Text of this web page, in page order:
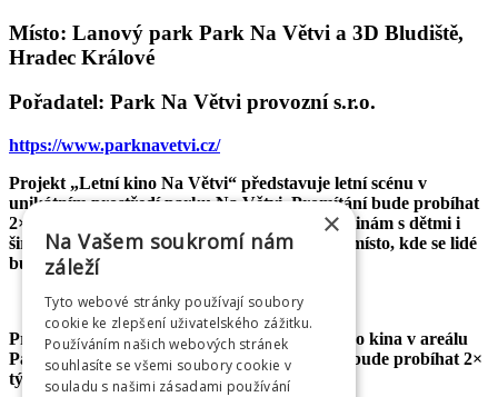
Místo: Lanový park Park Na Větvi a 3D Bludiště,
Hradec Králové
Pořadatel: Park Na Větvi provozní s.r.o.
https://www.parknavetvi.cz/
Projekt „Letní kino Na Větvi“ představuje letní scénu v
unikátním prostředí parku Na Větvi. Promítání bude probíhat
2× týdně v období červen–září a je určeno rodinám s dětmi i
široké veřejnosti. Cílem je vytvořit atraktivní místo, kde se lidé
budou setkávat.
Projekt spočívá v realizaci pravidelného letního kina v areálu
Parku Na Větvi v Hradci Králové. Promítání bude probíhat 2×
týdně v období červen–září.
×
Na Vašem soukromí nám
záleží
Tyto webové stránky používají soubory
cookie ke zlepšení uživatelského zážitku.
Používáním našich webových stránek
souhlasíte se všemi soubory cookie v
souladu s našimi zásadami používání